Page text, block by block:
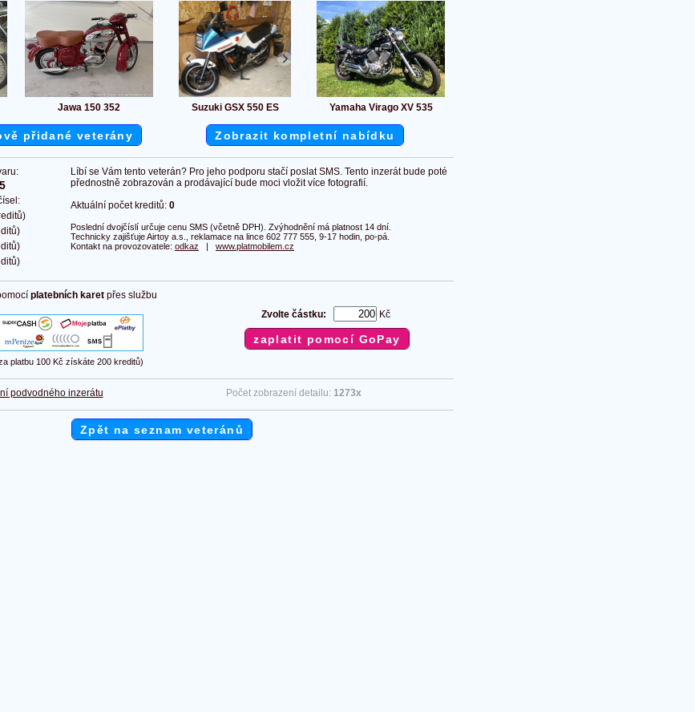
Jawa 150 352 Suzuki GSX 550 ES Yamaha Virago XV 535
přidané veterány Zobrazit kompletní nabídku
Líbí se Vám tento veterán? Pro jeho podporu stačí poslat SMS. Tento inzerát bude poté
přednostně zobrazován a prodávající bude moci vložit více fotografií.
Aktuální počet kreditů: 0
Poslední dvojčíslí určuje cenu SMS (včetně DPH). Zvýhodnění má platnost 14 dní.
Technicky zajišťuje Airtoy a.s., reklamace na lince 602 777 555, 9-17 hodin, po-pá.
Kontakt na provozovatele: odkaz | www.platmobilem.cz
platebních karet přes službu
platbu 100 Kč získáte 200 kreditů)
Zvolte částku: Kč
podvodného inzerátu Počet zobrazení detailu: 1273x
Zpět na seznam veteránů